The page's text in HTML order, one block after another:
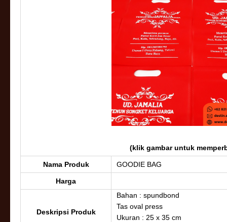
(klik gambar untuk
Nama Produk GOODIE BAG
Harga
Deskripsi Produk
Bahan : spundbond
Tas oval press
Ukuran : 25 x 35 cm